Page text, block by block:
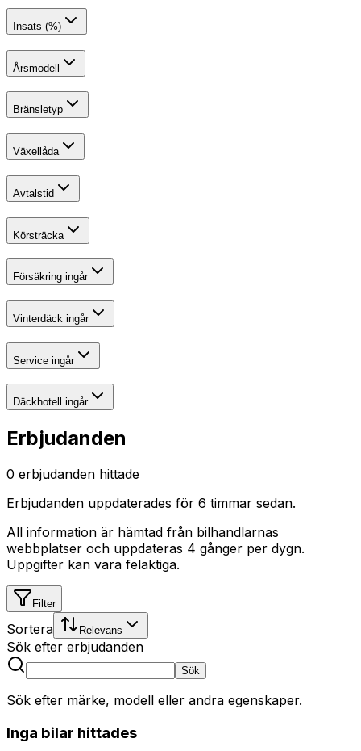
Insats (%)
Årsmodell
Bränsletyp
Växellåda
Avtalstid
Körsträcka
Försäkring ingår
Vinterdäck ingår
Service ingår
Däckhotell ingår
Erbjudanden
0 erbjudanden hittade
Erbjudanden uppdaterades för 6 timmar sedan.
All information är hämtad från bilhandlarnas
webbplatser och uppdateras 4 gånger per dygn.
Uppgifter kan vara felaktiga.
Filter
Sortera Relevans
Sök efter erbjudanden
Sök
Sök efter märke, modell eller andra egenskaper.
Inga bilar hittades